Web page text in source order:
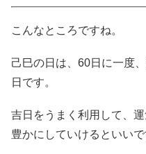
こんなところですね。
己巳の日は、60日に一度
日です。
吉日をうまく利用して、
豊かにしていけるといい